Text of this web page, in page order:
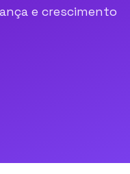
e crescimento